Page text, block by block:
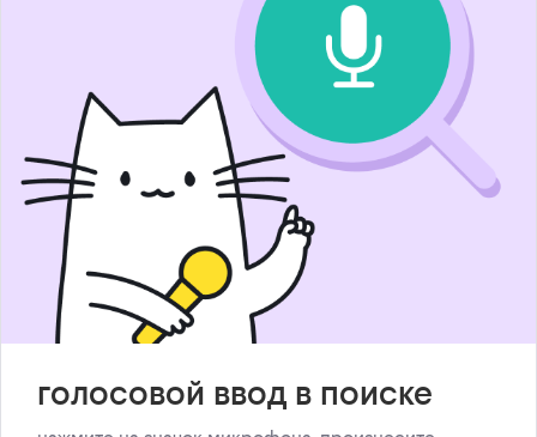
голосовой ввод в поиске